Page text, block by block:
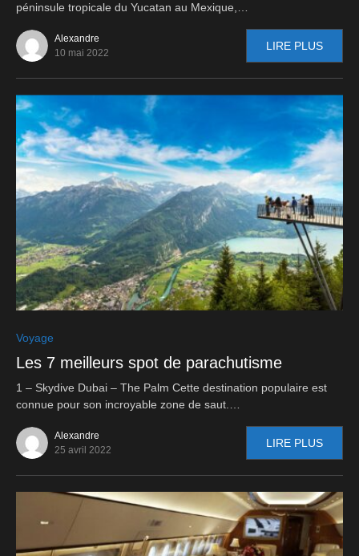
péninsule tropicale du Yucatan au Mexique,…
Alexandre
10 mai 2022
LIRE PLUS
Voyage
Les 7 meilleurs spot de parachutisme
1 – Skydive Dubai – The Palm Cette destination populaire est
connue pour son incroyable zone de saut.…
Alexandre
25 avril 2022
LIRE PLUS